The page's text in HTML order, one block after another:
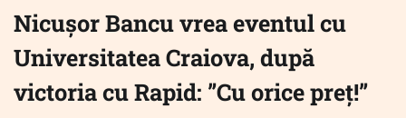
Nicușor Bancu vrea eventul cu
Universitatea Craiova, după
victoria cu Rapid: ”Cu orice preț!”